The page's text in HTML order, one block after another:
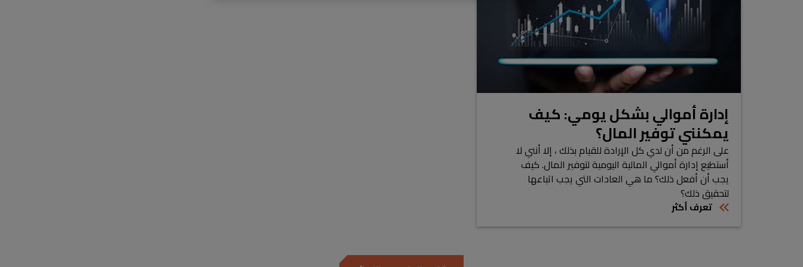
إدارة أموالي بشكل يومي: كيف
يمكنني توفير المال؟
على الرغم من أن لدي كل الإرادة للقيام بذلك ، إلا أنني لا
أستطيع إدارة أموالي المالية اليومية لتوفير المال. كيف
يجب أن أفعل ذلك؟ ما هي العادات التي يجب اتباعها
لتحقيق ذلك؟
تعرف أكثر